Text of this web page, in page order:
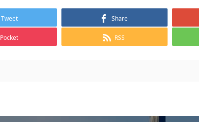
Tweet Share
Pocket RSS